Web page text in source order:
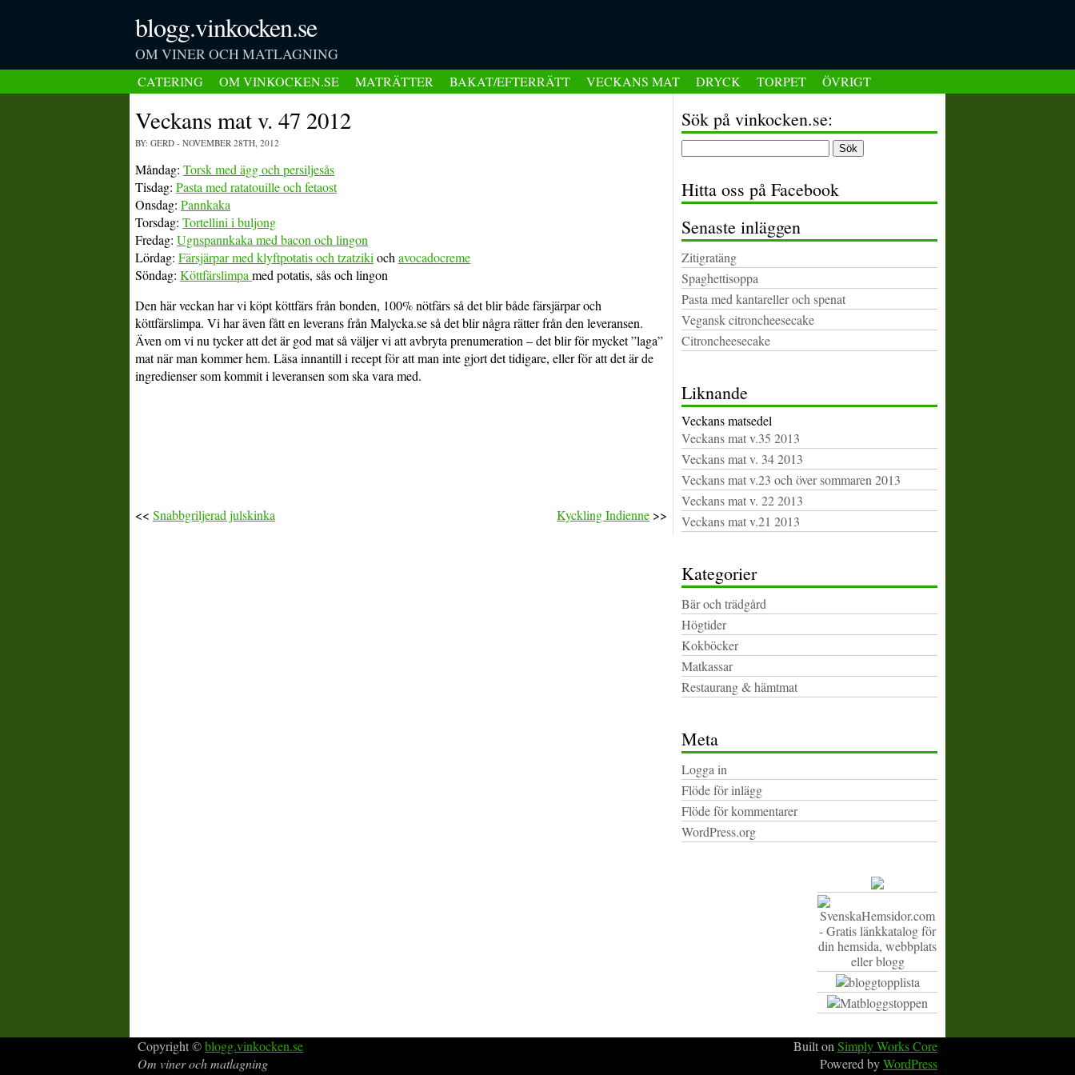
blogg.vinkocken.se
OM VINER OCH MATLAGNING
CATERING OM VINKOCKEN.SE MATRÄTTER BAKAT/EFTERRÄTT VECKANS MAT DRYCK TORPET ÖVRIGT
Veckans mat v. 47 2012
BY: GERD - NOVEMBER 28TH, 2012
Måndag: Torsk med ägg och persiljesås
Tisdag: Pasta med ratatouille och fetaost
Onsdag: Pannkaka
Torsdag: Tortellini i buljong
Fredag: Ugnspannkaka med bacon och lingon
Lördag: Färsjärpar med klyftpotatis och tzatziki och avocadocreme
Söndag: Köttfärslimpa med potatis, sås och lingon
Den här veckan har vi köpt köttfärs från bonden, 100% nötfärs så det blir både färsjärpar och
köttfärslimpa. Vi har även fått en leverans från Malycka.se så det blir några rätter från den leveransen.
Även om vi nu tycker att det är god mat så väljer vi att avbryta prenumeration – det blir för mycket ”laga”
mat när man kommer hem. Läsa innantill i recept för att man inte gjort det tidigare, eller för att det är de
ingredienser som kommit i leveransen som ska vara med.
<< Snabbgriljerad julskinka Kyckling Indienne >>
Sök på vinkocken.se:
Hitta oss på Facebook
Senaste inläggen
Zitigratäng
Spaghettisoppa
Pasta med kantareller och spenat
Vegansk citroncheesecake
Citroncheesecake
Liknande
Veckans matsedel
Veckans mat v.35 2013
Veckans mat v. 34 2013
Veckans mat v.23 och över sommaren 2013
Veckans mat v. 22 2013
Veckans mat v.21 2013
Kategorier
Bär och trädgård
Högtider
Kokböcker
Matkassar
Restaurang & hämtmat
Meta
Logga in
Flöde för inlägg
Flöde för kommentarer
WordPress.org
Built on Simply Works Core
Powered byWordPress
Copyright ©blogg.vinkocken.se
Om viner och matlagning